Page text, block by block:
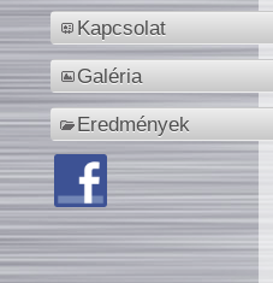
Kapcsolat
Galéria
Eredmények